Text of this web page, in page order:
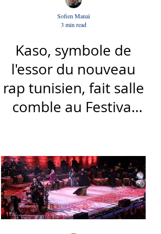
Kaso, symbole de
l'essor du nouveau
rap tunisien, fait salle
comble au Festival
Sofien Manaï
3 min read